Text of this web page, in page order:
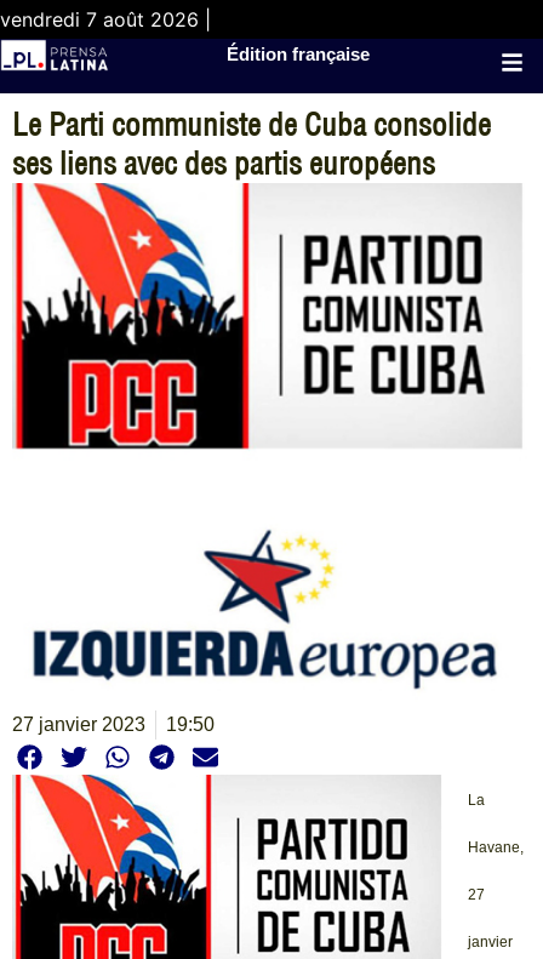
vendredi 7 août 2026 |
Édition française
Le Parti communiste de Cuba consolide
ses liens avec des partis européens
27 janvier 2023 19:50
La
Havane,
27
janvier